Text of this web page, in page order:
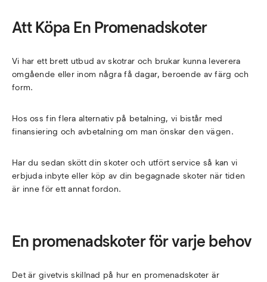
Att Köpa En Promenadskoter
Vi har ett brett utbud av skotrar och brukar kunna leverera
omgående eller inom några få dagar, beroende av färg och
form.
Hos oss fin flera alternativ på betalning, vi bistår med
finansiering och avbetalning om man önskar den vägen.
Har du sedan skött din skoter och utfört service så kan vi
erbjuda inbyte eller köp av din begagnade skoter när tiden
är inne för ett annat fordon.
En promenadskoter för varje behov
Det är givetvis skillnad på hur en promenadskoter är